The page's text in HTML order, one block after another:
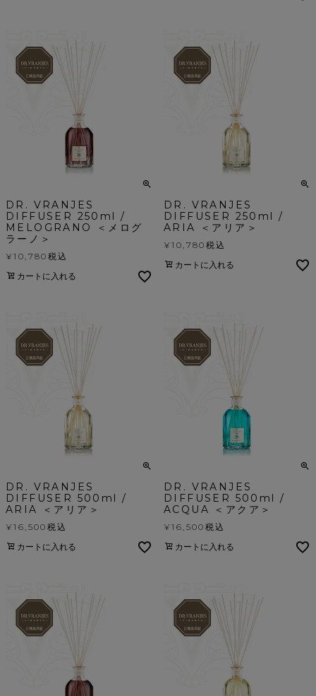
DR. VRANJES
DIFFUSER 250ml /
MELOGRANO ＜メログ
ラーノ＞
¥10,780 税込
カートに入れる
DR. VRANJES
DIFFUSER 250ml /
ARIA ＜アリア＞
¥10,780 税込
カートに入れる
DR. VRANJES
DIFFUSER 500ml /
ARIA ＜アリア＞
¥16,500 税込
カートに入れる
DR. VRANJES
DIFFUSER 500ml /
ACQUA ＜アクア＞
¥16,500 税込
カートに入れる